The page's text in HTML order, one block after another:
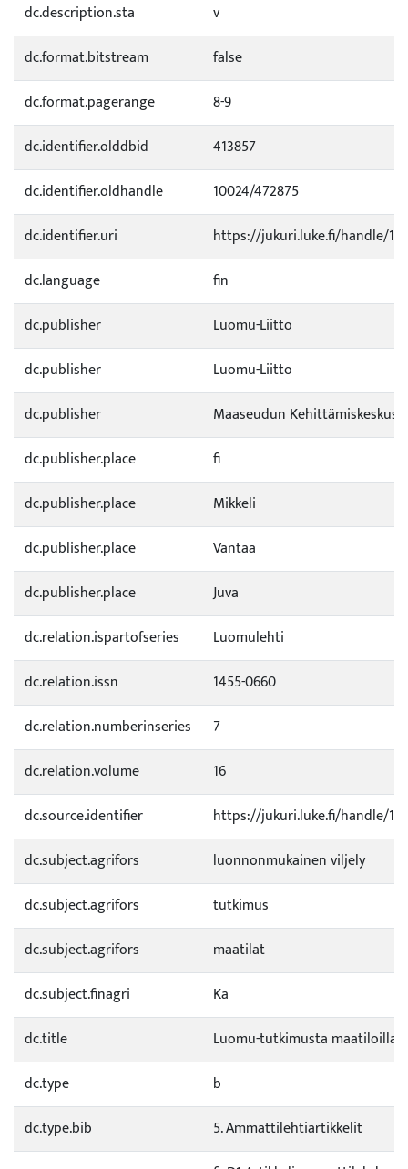
dc.description.sta
v
dc.format.bitstream
false
dc.format.pagerange
8-9
dc.identifier.olddbid
413857
dc.identifier.oldhandle
10024/472875
dc.identifier.uri
https://jukuri.luke.fi/handle/
dc.language
fin
dc.publisher
Luomu-Liitto
dc.publisher
Luomu-Liitto
dc.publisher
Maaseudun Kehittämiskeskus
dc.publisher.place
fi
dc.publisher.place
Mikkeli
dc.publisher.place
Vantaa
dc.publisher.place
Juva
dc.relation.ispartofseries
Luomulehti
dc.relation.issn
1455-0660
dc.relation.numberinseries
7
dc.relation.volume
16
dc.source.identifier
https://jukuri.luke.fi/handle/
dc.subject.agrifors
luonnonmukainen viljely
dc.subject.agrifors
tutkimus
dc.subject.agrifors
maatilat
dc.subject.finagri
Ka
dc.title
Luomu-tutkimusta maatiloilla
dc.type
b
dc.type.bib
5. Ammattilehtiartikkelit